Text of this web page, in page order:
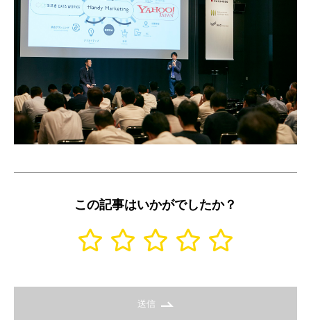
この記事はいかがでしたか？
送信